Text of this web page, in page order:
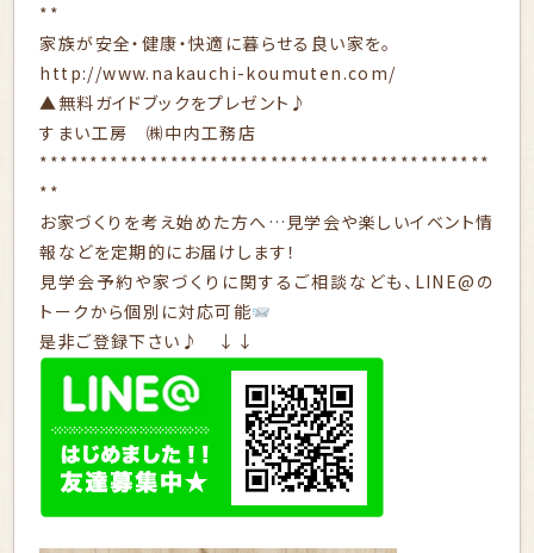
**
家族が安全・健康・快適に暮らせる良い家を。
http://www.nakauchi-koumuten.com/
▲無料ガイドブックをプレゼント♪
すまい工房 ㈱中内工務店
*********************************************
**
お家づくりを考え始めた方へ…見学会や楽しいイベント情
報などを定期的にお届けします！
見学会予約や家づくりに関するご相談なども、LINE@の
トークから個別に対応可能
是非ご登録下さい♪ ↓↓